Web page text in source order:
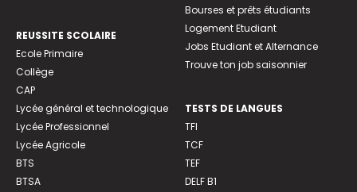
REUSSITE SCOLAIRE
Ecole Primaire
Collège
CAP
Lycée général et technologique
Lycée Professionnel
Lycée Agricole
BTS
BTSA
Bourses et prêts étudiants
Logement Etudiant
Jobs Etudiant et Alternance
Trouve ton job saisonnier
TESTS DE LANGUES
TFI
TCF
TEF
DELF B1